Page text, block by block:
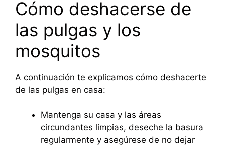
Cómo deshacerse de
las pulgas y los
mosquitos
A continuación te explicamos cómo deshacerte
de las pulgas en casa:
Mantenga su casa y las áreas
circundantes limpias, deseche la basura
regularmente y asegúrese de no dejar